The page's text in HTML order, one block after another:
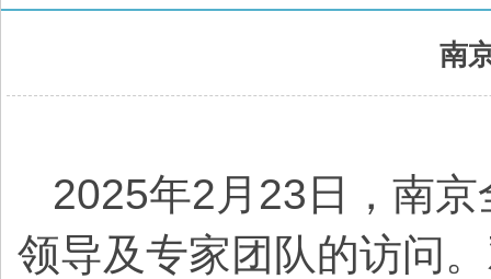
南
2025年2月23日，南
领导及专家团队的访问